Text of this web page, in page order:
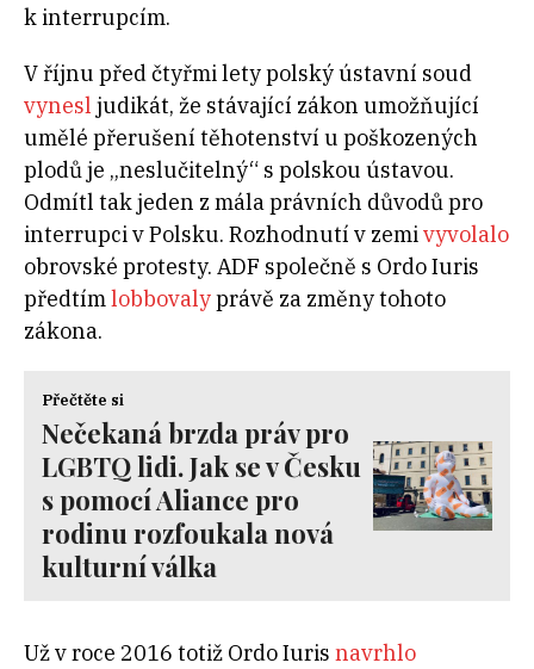
k interrupcím.
V říjnu před čtyřmi lety polský ústavní soud
vynesl judikát, že stávající zákon umožňující
umělé přerušení těhotenství u poškozených
plodů je „neslučitelný“ s polskou ústavou.
Odmítl tak jeden z mála právních důvodů pro
interrupci v Polsku. Rozhodnutí v zemi vyvolalo
obrovské protesty. ADF společně s Ordo Iuris
předtím lobbovalyprávě za změny tohoto
zákona.
Přečtěte si
Nečekaná brzda práv pro
LGBTQ lidi. Jak se v Česku
s pomocí Aliance pro
rodinu rozfoukala nová
kulturní válka
Už v roce 2016 totiž Ordo Iuris navrhlo